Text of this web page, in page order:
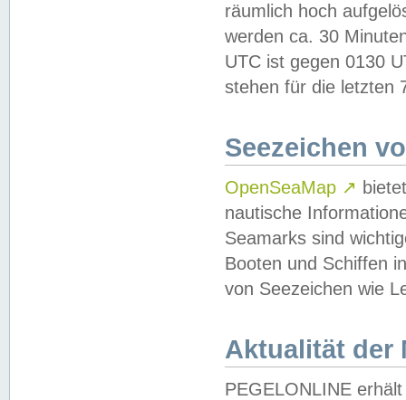
räumlich hoch
werden ca. 30
UTC ist gegen 0130
stehen für die letzten
Seezeichen
OpenSeaMap ↗
nautische
Seamarks sind
Booten und Schiffen
von Seezeichen wie
Aktualität der
PEGELONLINE